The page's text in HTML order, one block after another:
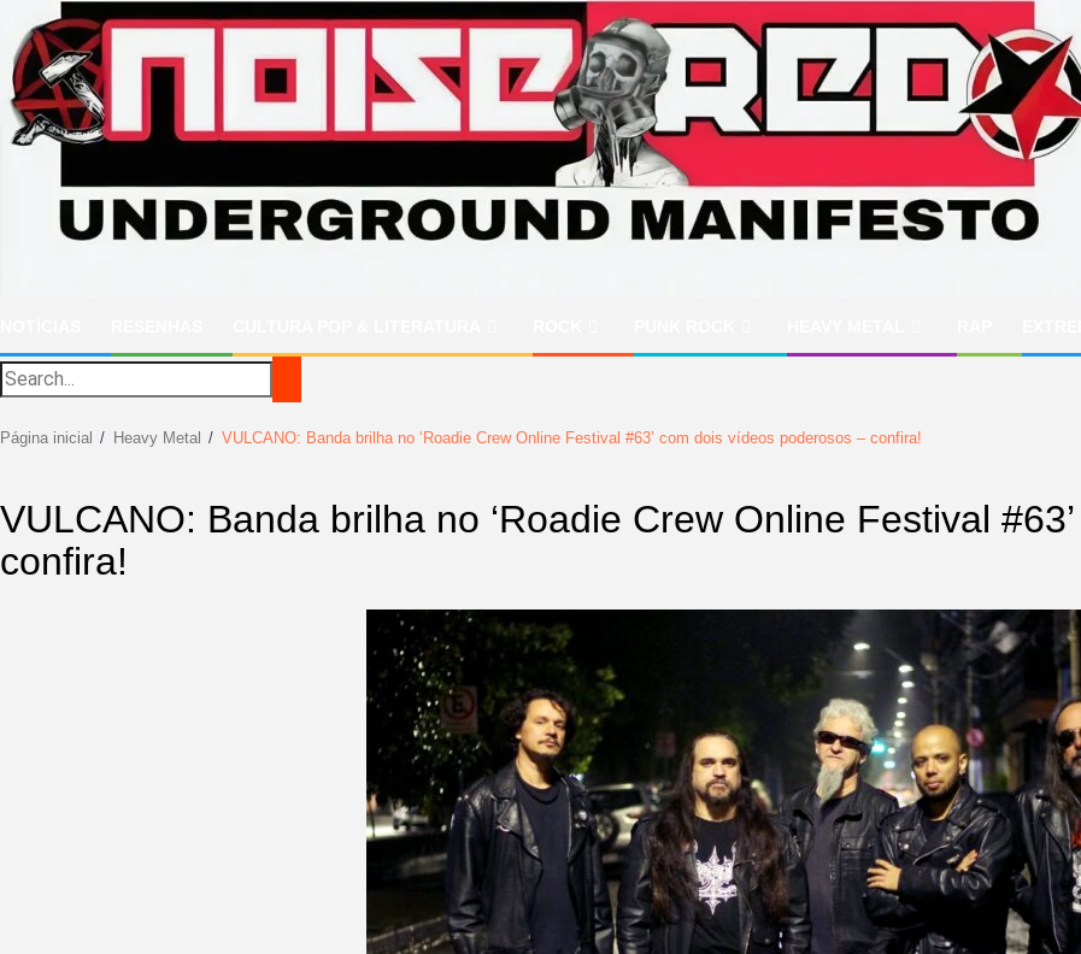
para
conteúdo
Página inicial Heavy Metal VULCANO: Banda brilha no ‘Roadie Crew Online Festival #63’ com dois vídeos poderosos – confira!
VULCANO: Banda brilha no ‘Roadie Crew Online Festival
confira!